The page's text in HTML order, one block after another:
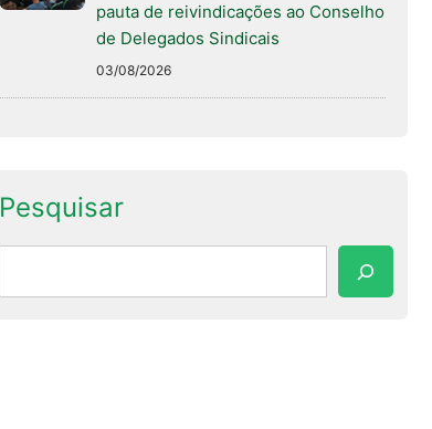
pauta de reivindicações ao Conselho
de Delegados Sindicais
03/08/2026
Pesquisar